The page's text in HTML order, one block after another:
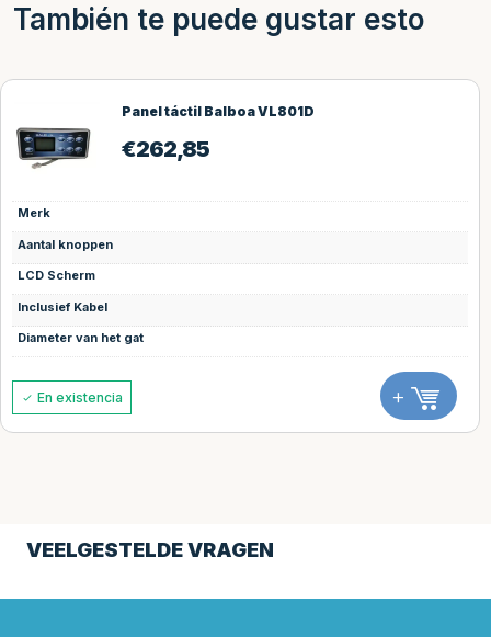
También te puede gustar esto
Panel táctil Balboa VL801D
€262,85
Aantal knoppen
LCD Scherm
Inclusief Kabel
Diameter van het gat
En existencia
VEELGESTELDE VRAGEN